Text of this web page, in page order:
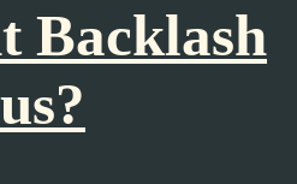
Backlash